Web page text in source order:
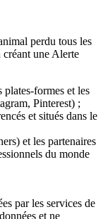
perdu tous les
une Alerte
formes et les
Pinterest) ;
et situés dans le
et les partenaires
du monde
par les services de
et ne